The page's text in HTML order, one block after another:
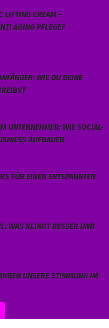
LIFTING CREAM –
AGING PFLEGE?
WIE DU DEINE
UNTERNEHMER: WIE SOCIAL-
AUFBAUEN
FÜR EINEN ENTSPANNTEN
WAS KLINGT BESSER UND
UNSERE STIMMUNG IM